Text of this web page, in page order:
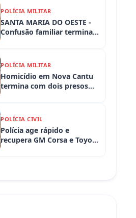
POLÍCIA MILITAR
SANTA MARIA DO OESTE -
Confusão familiar termina
armas apreendidas
POLÍCIA MILITAR
Homicídio em Nova Cantu
termina com dois presos
POLÍCIA CIVIL
Polícia age rápido e
recupera GM Corsa e Toyota